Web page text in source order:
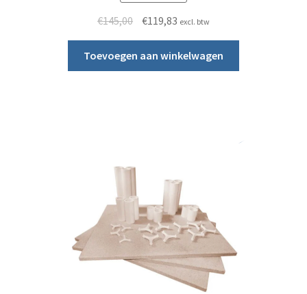
€145,00 Oorspronkelijke prijs was: €145,00.
€119,83Huidige prijs is: €119,83.
excl. btw
Toevoegen aan winkelwagen